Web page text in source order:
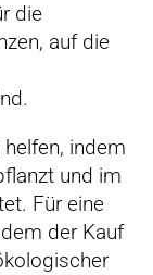
die
auf die
indem
und im
Für eine
der Kauf